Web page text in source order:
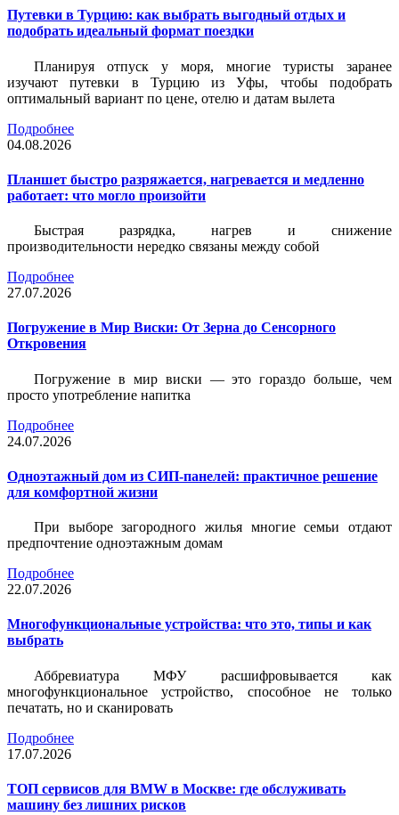
Путевки в Турцию: как выбрать выгодный отдых и
подобрать идеальный формат поездки
Планируя отпуск у моря, многие туристы заранее
изучают путевки в Турцию из Уфы, чтобы подобрать
оптимальный вариант по цене, отелю и датам вылета
Подробнее
04.08.2026
Планшет быстро разряжается, нагревается и медленно
работает: что могло произойти
Быстрая разрядка, нагрев и снижение
производительности нередко связаны между собой
Подробнее
27.07.2026
Погружение в Мир Виски: От Зерна до Сенсорного
Откровения
Погружение в мир виски — это гораздо больше, чем
просто употребление напитка
Подробнее
24.07.2026
Одноэтажный дом из СИП-панелей: практичное решение
для комфортной жизни
При выборе загородного жилья многие семьи отдают
предпочтение одноэтажным домам
Подробнее
22.07.2026
Многофункциональные устройства: что это, типы и как
выбрать
Аббревиатура МФУ расшифровывается как
многофункциональное устройство, способное не только
печатать, но и сканировать
Подробнее
17.07.2026
ТОП сервисов для BMW в Москве: где обслуживать
машину без лишних рисков